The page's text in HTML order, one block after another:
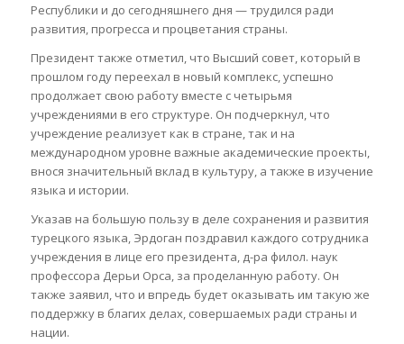
Республики и до сегодняшнего дня — трудился ради
развития, прогресса и процветания страны.
Президент также отметил, что Высший совет, который в
прошлом году переехал в новый комплекс, успешно
продолжает свою работу вместе с четырьмя
учреждениями в его структуре. Он подчеркнул, что
учреждение реализует как в стране, так и на
международном уровне важные академические проекты,
внося значительный вклад в культуру, а также в изучение
языка и истории.
Указав на большую пользу в деле сохранения и развития
турецкого языка, Эрдоган поздравил каждого сотрудника
учреждения в лице его президента, д-ра филол. наук
профессора Дерьи Орса, за проделанную работу. Он
также заявил, что и впредь будет оказывать им такую же
поддержку в благих делах, совершаемых ради страны и
нации.